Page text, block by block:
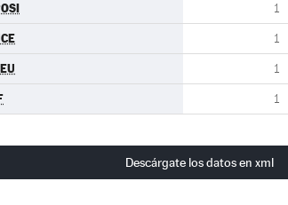
1
1
1
1
Descárgate los datos en xml